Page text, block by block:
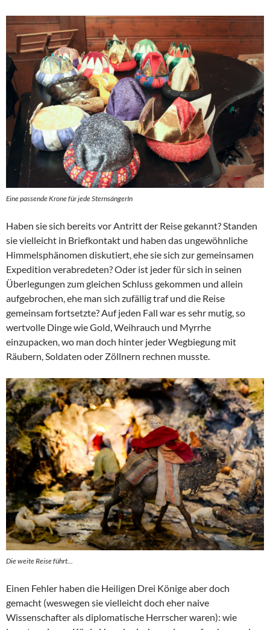
Eine passende Krone für jede SternsängerIn
Haben sie sich bereits vor Antritt der Reise gekannt? Standen
sie vielleicht in Briefkontakt und haben das ungewöhnliche
Himmelsphänomen diskutiert, ehe sie sich zur gemeinsamen
Expedition verabredeten? Oder ist jeder für sich in seinen
Überlegungen zum gleichen Schluss gekommen und allein
aufgebrochen, ehe man sich zufällig traf und die Reise
gemeinsam fortsetzte? Auf jeden Fall war es sehr mutig, so
wertvolle Dinge wie Gold, Weihrauch und Myrrhe
einzupacken, wo man doch hinter jeder Wegbiegung mit
Räubern, Soldaten oder Zöllnern rechnen musste.
Die weite Reise führt…
Einen Fehler haben die Heiligen Drei Könige aber doch
gemacht (weswegen sie vielleicht doch eher naive
Wissenschafter als diplomatische Herrscher waren): wie